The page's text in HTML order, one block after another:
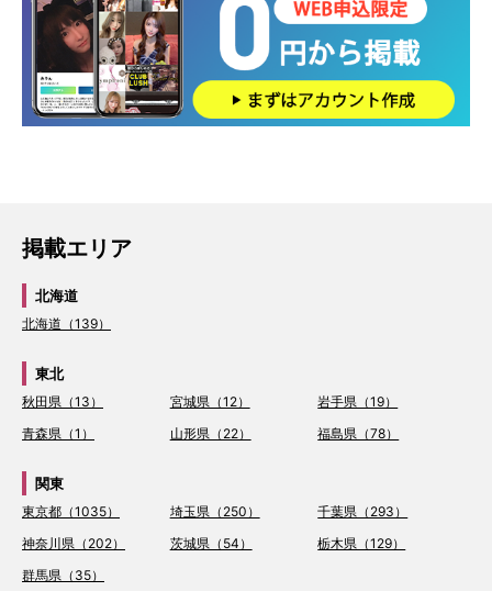
掲載エリア
北海道
北海道（139）
東北
秋田県（13） 宮城県（12）
岩手県（19）
青森県（1）
山形県（22） 福島県（78）
関東
東京都（1035） 埼玉県（250）
千葉県（293）
神奈川県（202）
茨城県（54）
栃木県（129）
群馬県（35）